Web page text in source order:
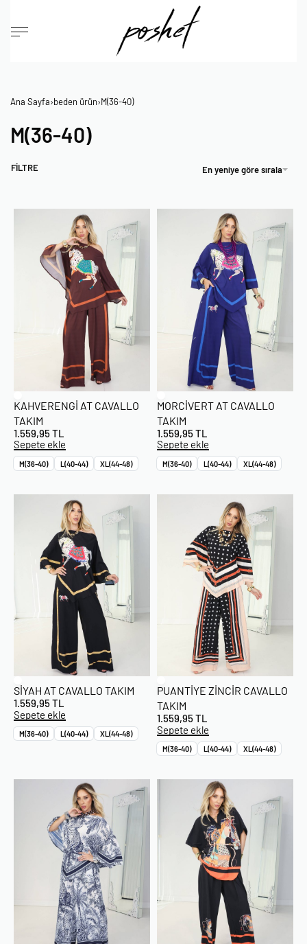
Ana Sayfa›beden ürün›M(36-40)
M(36-40)
En yeniye göre sırala
FİLTRE
KAHVERENGI AT CAVALLO
TAKIM
1.559,95TL
Sepete ekle
M(36-40) L(40-44) XL(44-48)
MORCIVERT AT CAVALLO
TAKIM
1.559,95TL
Sepete ekle
M(36-40) L(40-44) XL(44-48)
SIYAH AT CAVALLO TAKIM
1.559,95TL
Sepete ekle
M(36-40) L(40-44) XL(44-48)
PUANTIYE ZINCIR CAVALLO
TAKIM
1.559,95TL
Sepete ekle
M(36-40) L(40-44) XL(44-48)